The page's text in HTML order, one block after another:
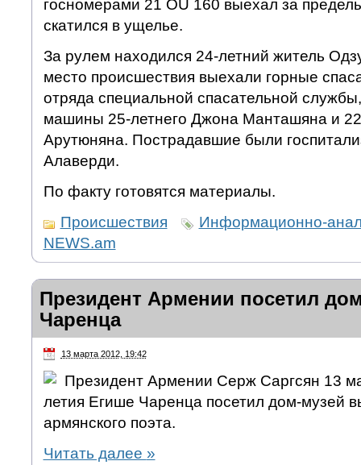
госномерами 21 OU 160 выехал за
скатился в ущелье.
За рулем находился 24-летний житель
место происшествия выехали горные
отряда специальной спасательной
машины 25-летнего Джона Манташяна и
Арутюняна. Пострадавшие были
Алаверди.
По факту готовятся материалы.
Происшествия
Информационно-
NEWS.am
Президент Армении посетил
Чаренца
13 марта 2012, 19:42
Президент Армении Серж Саргсян 13
летия Егише Чаренца посетил дом-музей
армянского поэта.
Читать далее »